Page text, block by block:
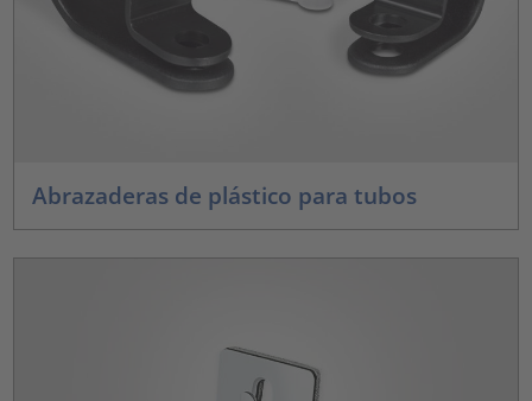
Abrazaderas de plástico para tubos